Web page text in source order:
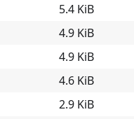
5.4 KiB
4.9 KiB
4.9 KiB
4.6 KiB
2.9 KiB